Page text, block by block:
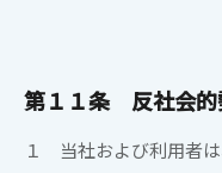
キ
第１１条 反社会
１ 当社および利用者